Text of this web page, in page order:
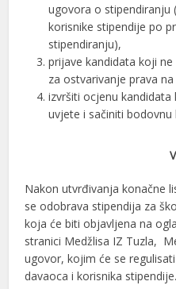
ugovora o stipendiranju
korisnike stipendije po
stipendiranju),
prijave kandidata koji
za ostvarivanje prava
izvršiti ocjenu
uvjete i sačiniti bodovnu
Nakon utvrđivanja konačne
se odobrava stipendija za
koja će biti objavljena na
stranici Medžlisa IZ Tuzla,
ugovor, kojim će se
davaoca i korisnika stipendije.